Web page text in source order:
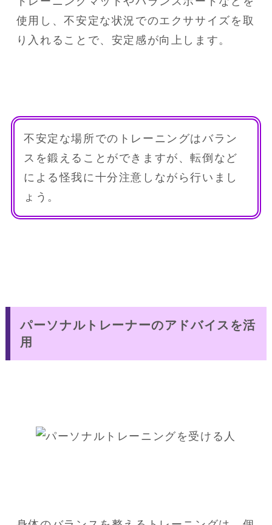
使用し、不安定な状況でのエクササイズを取
り入れることで、安定感が向上します。
不安定な場所でのトレーニングはバラン
スを鍛えることができますが、転倒など
による怪我に十分注意しながら行いまし
ょう。
パーソナルトレーナーのアドバイスを活
用